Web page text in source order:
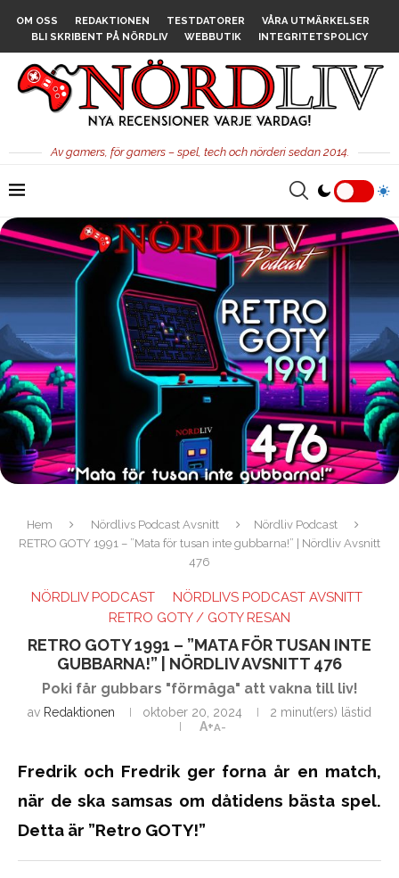
OM OSS REDAKTIONEN TESTDATORER
VÅRA UTMÄRKELSER
BLI SKRIBENT PÅ NÖRDLIV
WEBBUTIK INTEGRITETSPOLICY
Av gamers, för gamers – spel, tech och nörderi sedan 2014.
Hem Nördlivs Podcast Avsnitt
Nördliv Podcast
RETRO GOTY 1991 – ”Mata för tusan inte gubbarna!” | Nördliv Avsnitt
476
NÖRDLIV PODCAST
NÖRDLIVS PODCAST AVSNITT
RETRO GOTY / GOTY RESAN
RETRO GOTY 1991 – ”MATA FÖR TUSAN INTE
GUBBARNA!” | NÖRDLIV AVSNITT 476
Poki får gubbars "förmåga" att vakna till liv!
av Redaktionen oktober 20, 2024
2 minut(ers) lästid
A+A-
Fredrik och Fredrik ger forna år en match,
när de ska samsas om dåtidens bästa spel.
Detta är ”Retro GOTY!”